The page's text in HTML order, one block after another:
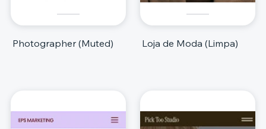
Photographer (Muted) Loja de Moda (Limpa)